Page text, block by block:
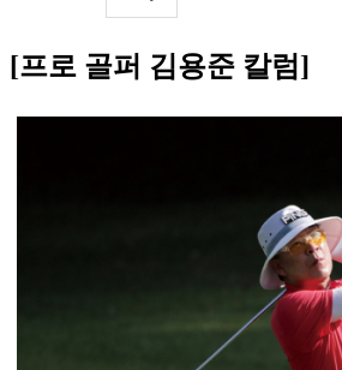
[프로 골퍼 김용준 칼럼]